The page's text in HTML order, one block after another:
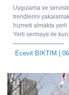
Uygulama ve
trendlerini
hizmeti almakta yerli
Yerli sermaye ile
Ecevit BIKTIM |